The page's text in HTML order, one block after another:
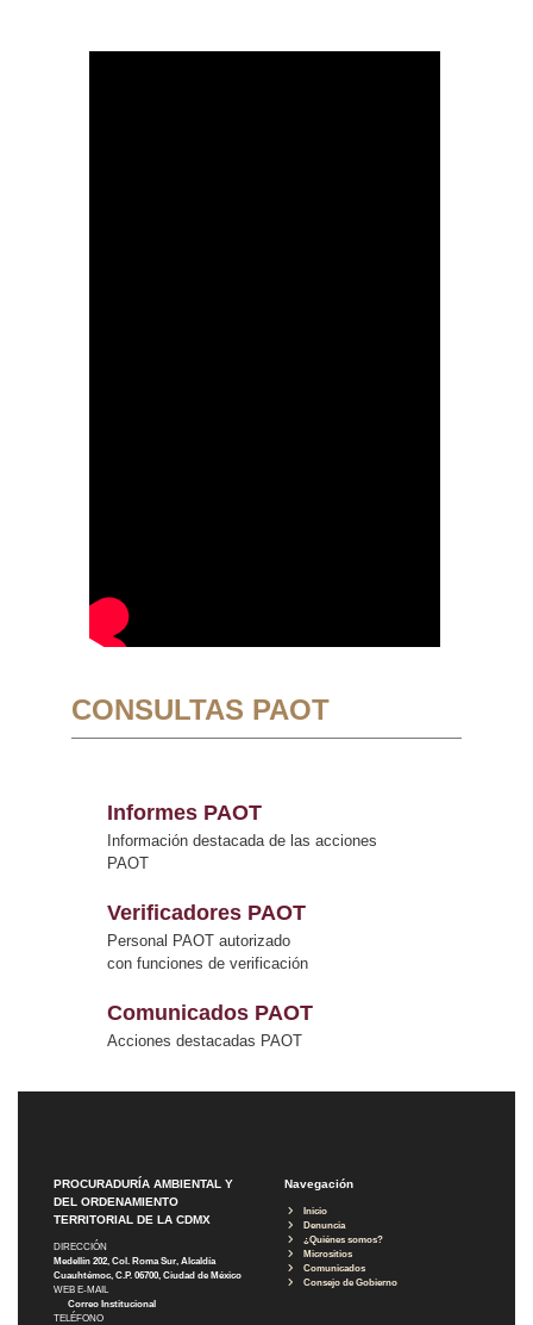
CONSULTAS PAOT
Informes PAOT
Información destacada de las acciones
PAOT
Verificadores PAOT
Personal PAOT autorizado
con funciones de verificación
Comunicados PAOT
Acciones destacadas PAOT
PROCURADURÍA AMBIENTAL Y
DEL ORDENAMIENTO
TERRITORIAL DE LA CDMX
DIRECCIÓN
Medellín 202, Col. Roma Sur, Alcaldía
Cuauhtémoc, C.P. 06700, Ciudad de México
WEB E-MAIL
Correo Institucional
TELÉFONO
Navegación
Inicio
Denuncia
¿Quiénes somos?
Micrositios
Comunicados
Consejo de Gobierno